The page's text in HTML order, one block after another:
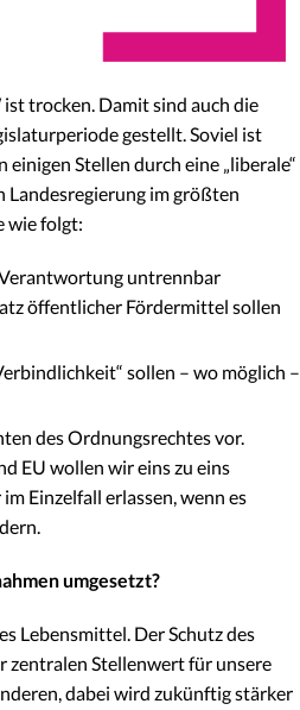
trocken. Damit sind auch die
gestellt. Soviel ist
Stellen durch eine „liberale“
Landesregierung im größten
wie folgt:
untrennbar
öffentlicher Fördermittel sollen
sollen – wo möglich –
des Ordnungsrechtes vor.
EU wollen wir eins zu eins
Einzelfall erlassen, wenn es
umgesetzt?
Lebensmittel. Der Schutz des
zentralen Stellenwert für unsere
dabei wird zukünftig stärker